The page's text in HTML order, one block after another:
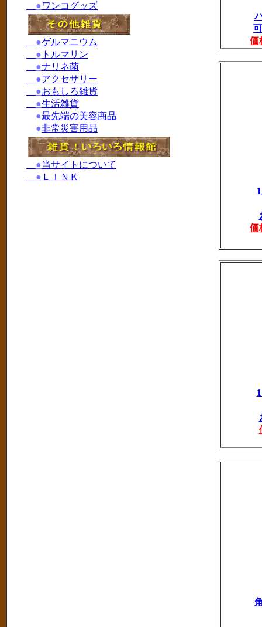
価
価
●ワンコグッズ
●ゲルマニウム
● トルマリン
●ナリネ菌
●アクセサリー
●おもしろ雑貨
●生活雑貨
●最先端の美容商品
●非常災害用品
●当サイトについて
● ＬＩＮＫ